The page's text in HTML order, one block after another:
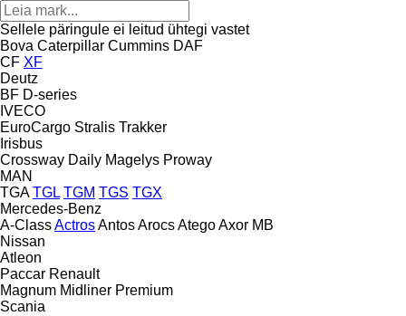
Sellele päringule ei leitud ühtegi vastet
Bova Caterpillar Cummins DAF
CF XF
Deutz
BF D-series
IVECO
EuroCargo Stralis Trakker
Irisbus
Crossway Daily Magelys Proway
MAN
TGA TGL TGM TGS TGX
Mercedes-Benz
A-ClassActrosAntosArocsAtegoAxor MB
Nissan
Atleon
Paccar Renault
Magnum Midliner Premium
Scania